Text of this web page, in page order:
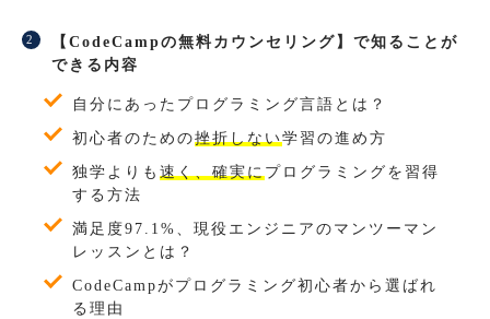
【CodeCampの無料カウンセリング】で知ることが
できる内容
自分にあったプログラミング言語とは？
初心者のための挫折しない学習の進め方
独学よりも 速く、確実にプログラミングを習得
する方法
満足度97.1%、現役エンジニアのマンツーマン
レッスンとは？
CodeCampがプログラミング初心者から選ばれ
る理由